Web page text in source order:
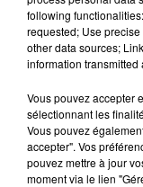
16 février 2026
UN
DANS UNE
following
requested; Use
other data sources;
information transmitted
Vous pouvez accepter
sélectionnant les
Vous pouvez
accepter". Vos
pouvez mettre à jour
moment via le lien